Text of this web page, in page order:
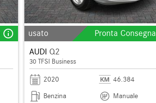
info_outline usato Pronta Consegna
AUDI Q2
30 TFSI Business
2020
46.384
Benzina
Manuale